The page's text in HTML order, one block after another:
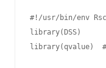
#!/usr/bin/env
library(DSS)
library(qvalue)  #